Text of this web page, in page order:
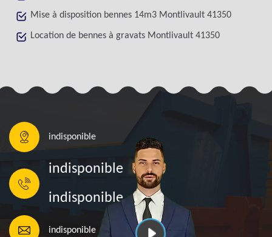
Mise à disposition bennes 14m3 Montlivault 41350
Location de bennes à gravats Montlivault 41350
indisponible
indisponible
indisponible
indisponible